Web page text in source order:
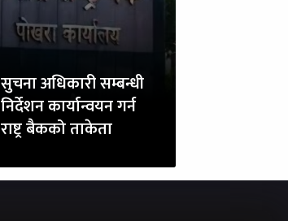
सुचना अधिकारी सम्बन्धी
निर्देशन कार्यान्वयन गर्न
राष्ट्र बैकको ताकेता